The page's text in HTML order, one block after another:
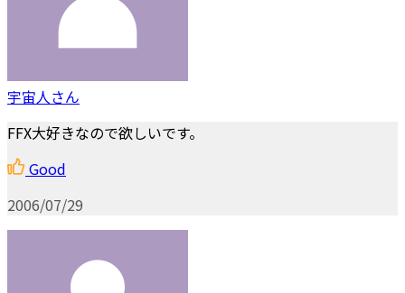
宇宙人さん
FFX大好きなので欲しいです。
Good
2006/07/29